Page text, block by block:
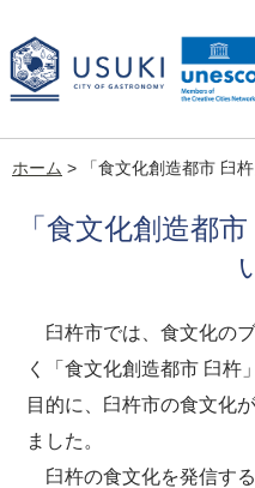
ホーム > 「食文化創造都市 臼
「食文化創造都
臼杵市では、食文化の
く「食文化創造都市 臼杵
目的に、臼杵市の食文化
ました。
臼杵の食文化を発信す